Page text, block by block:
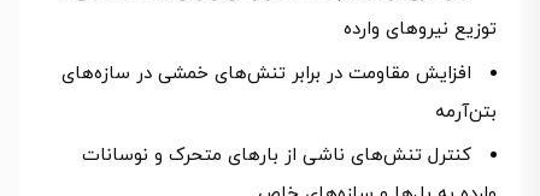
توزیع نیروهای وارده
افزایش مقاومت در برابر تنش‌های خمشی در سازه‌های
بتن‌آرمه
کنترل تنش‌های ناشی از بارهای متحرک و نوسانات